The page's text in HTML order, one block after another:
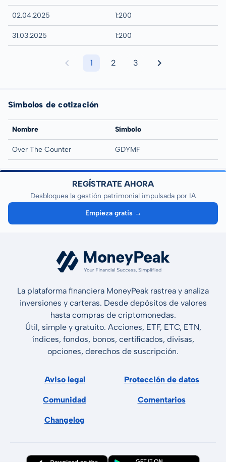
02.04.2025 1:200
31.03.2025 1:200
1 2 3
Símbolos de cotización
Nombre Símbolo
Over The Counter GDYMF
REGÍSTRATE AHORA
Desbloquea la gestión patrimonial impulsada por IA
Empieza gratis →
La plataforma financiera MoneyPeak rastrea y analiza
inversiones y carteras. Desde depósitos de valores
hasta compras de criptomonedas.
Útil, simple y gratuito. Acciones, ETF, ETC, ETN,
índices, fondos, bonos, certificados, divisas,
opciones, derechos de suscripción.
Aviso legal Protección de datos
Comunidad Comentarios
Changelog